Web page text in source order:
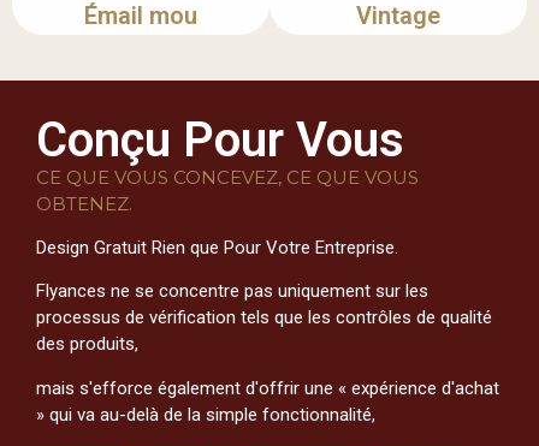
Émail mou Vintage
Conçu Pour Vous
CE QUE VOUS CONCEVEZ, CE QUE VOUS
OBTENEZ.
Design Gratuit Rien que Pour Votre Entreprise.
Flyances ne se concentre pas uniquement sur les
processus de vérification tels que les contrôles de qualité
des produits,
mais s'efforce également d'offrir une « expérience d'achat
» qui va au-delà de la simple fonctionnalité,